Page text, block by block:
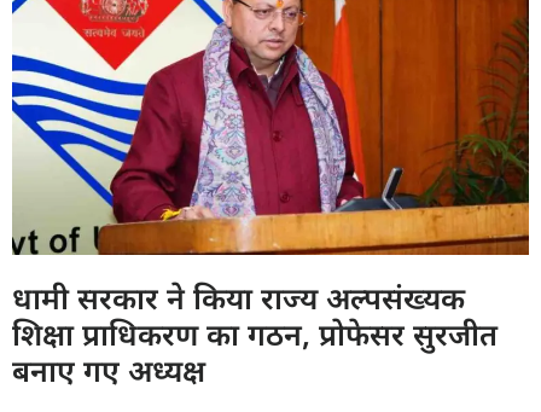
धामी सरकार ने किया राज्य अल्पसंख्यक
शिक्षा प्राधिकरण का गठन, प्रोफेसर सुरजीत
बनाए गए अध्यक्ष